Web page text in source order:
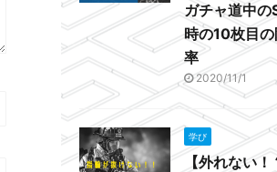
ガチャ道中の
時の10枚目
率
2020/11/1
学び
【外れない